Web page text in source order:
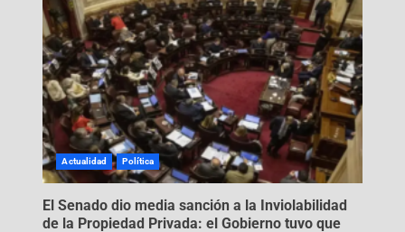
Actualidad Política
El Senado dio media sanción a la Inviolabilidad
de la Propiedad Privada: el Gobierno tuvo que